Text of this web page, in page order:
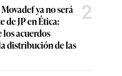
ya no será
de JP en Ética:
acuerdos
distribución de las
2